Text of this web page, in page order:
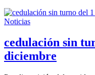
Noticias
cedulación sin
diciembre